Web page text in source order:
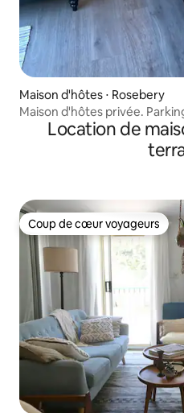
Maison d'hôtes ⋅ Rosebery
Maison d'hôtes privée.
inclusLocation de
Coup de cœur voyageurs
Coup de cœur voyageurs